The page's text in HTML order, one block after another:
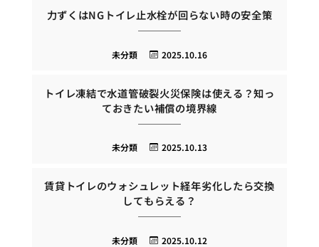
力ずくはNGトイレ止水栓が回らない時の安全策
2025.10.16
未分類
トイレ凍結で水道管破裂火災保険は使える？知っ
ておきたい補償の境界線
2025.10.13
未分類
賃貸トイレのウォシュレット経年劣化したら交換
してもらえる？
2025.10.12
未分類